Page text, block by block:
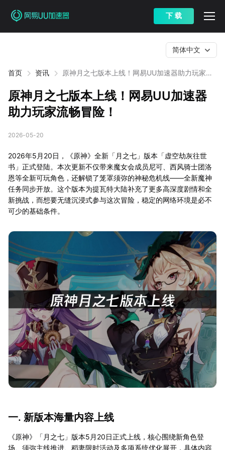
下 载
首页 资讯
原神月之七版本上线！网易UU加速器助力玩家流
简体中文
原神月之七版本上线！网易UU加速器
助力玩家流畅冒险！
2026-05-20
2026年5月20日，《原神》全新「月之七」版本「虚空劫灰往世
书」正式登陆。本次更新不仅带来魔女会成员尼可、西风骑士团洛
恩等全新可玩角色，还解锁了笼罩须弥的神秘危机线——全新魔神
任务同步开放。这个版本为提瓦特大陆补充了更多高深度剧情和全
新挑战，而想要无缝沉浸式参与这次冒险，稳定的网络环境是必不
可少的基础条件。
一. 新版本海量内容上线
《原神》「月之七」版本5月20日正式上线，核心围绕新角色登
场、须弥主线推进、稻妻限时活动及多项系统优化展开，具体内容